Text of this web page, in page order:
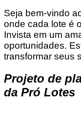
Seja bem-vindo
onde cada lote é
Invista em um
oportunidades.
transformar seus
Projeto de
da Pró Lotes